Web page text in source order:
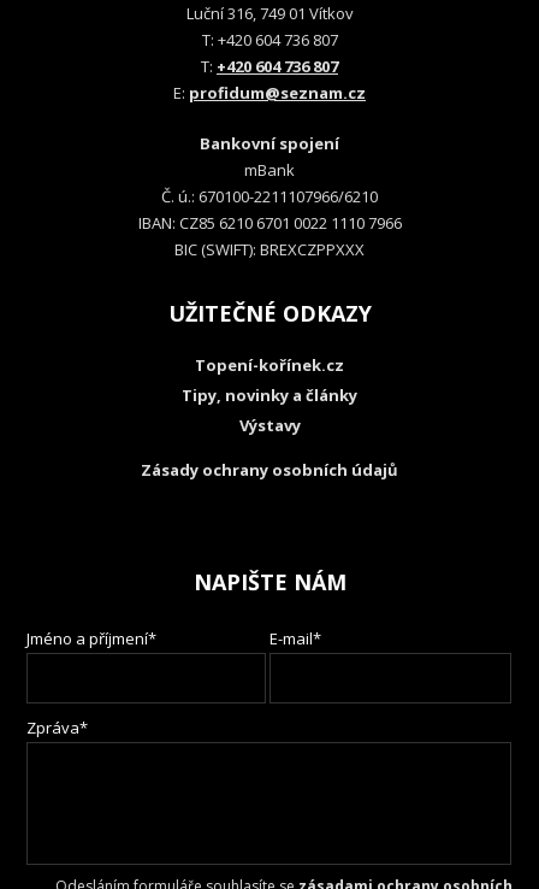
Luční 316, 749 01 Vítkov
T: +420 604 736 807
T: +420 604 736 807
E: profidum@seznam.cz
Bankovní spojení
mBank
Č. ú.: 670100-2211107966/6210
IBAN: CZ85 6210 6701 0022 1110 7966
BIC (SWIFT): BREXCZPPXXX
UŽITEČNÉ ODKAZY
Topení-kořínek.cz
Tipy, novinky a články
Výstavy
Zásady ochrany osobních údajů
NAPIŠTE NÁM
Jméno a příjmení* E-mail*
Zpráva*